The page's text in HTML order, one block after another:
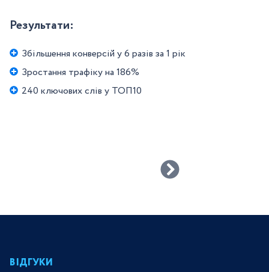
Результати:
Збільшення конверсій у 6 разів за 1 рік
Зростання трафіку на 186%
240 ключових слів у ТОП10
ВІДГУКИ